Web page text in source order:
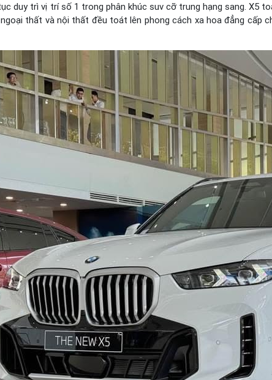
duy trì vị trí số 1 trong phân khúc suv cỡ trung hạng sang. X5
ngoại thất và nội thất đều toát lên phong cách xa hoa đẳng